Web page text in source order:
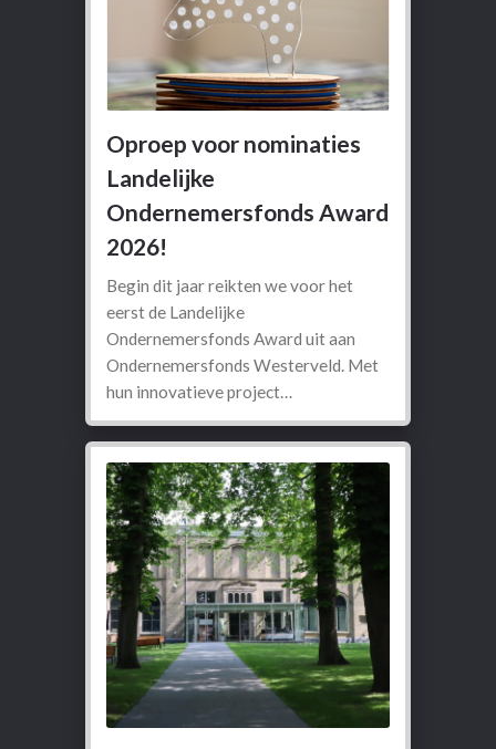
Oproep voor nominaties
Landelijke
Ondernemersfonds Award
2026!
Begin dit jaar reikten we voor het
eerst de Landelijke
Ondernemersfonds Award uit aan
Ondernemersfonds Westerveld. Met
hun innovatieve project…